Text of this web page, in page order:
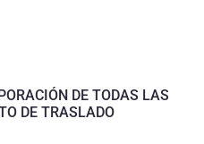
DE TODAS LAS
DE TRASLADO